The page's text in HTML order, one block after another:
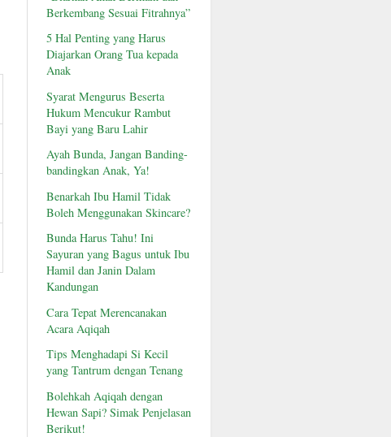
Berkembang Sesuai Fitrahnya”
5 Hal Penting yang Harus
Diajarkan Orang Tua kepada
Anak
Syarat Mengurus Beserta
Hukum Mencukur Rambut
Bayi yang Baru Lahir
Ayah Bunda, Jangan Banding-
bandingkan Anak, Ya!
Benarkah Ibu Hamil Tidak
Boleh Menggunakan Skincare?
Bunda Harus Tahu! Ini
Sayuran yang Bagus untuk Ibu
Hamil dan Janin Dalam
Kandungan
Cara Tepat Merencanakan
Acara Aqiqah
Tips Menghadapi Si Kecil
yang Tantrum dengan Tenang
Bolehkah Aqiqah dengan
Hewan Sapi? Simak Penjelasan
Berikut!